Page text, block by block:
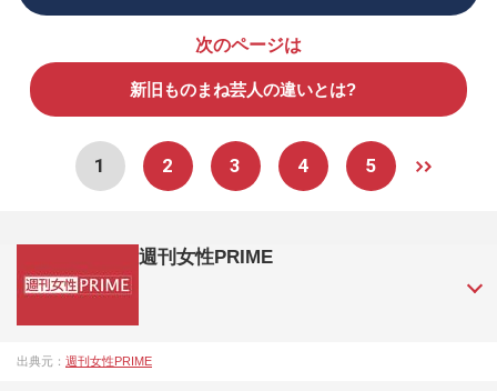
次のページは
新旧ものまね芸人の違いとは?
1 2 3 4 5
週刊女性PRIME
成27年）1月に開設された主婦と生活社が運営する日本のニュ
出典元： 週刊女性PRIME